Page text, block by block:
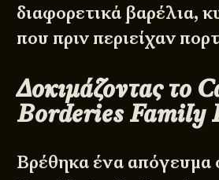
διαφορετικά βαρέλια,
που πριν περιείχαν
Δοκιμάζοντας το
Borderies Family
Βρέθηκα ένα απόγευμα